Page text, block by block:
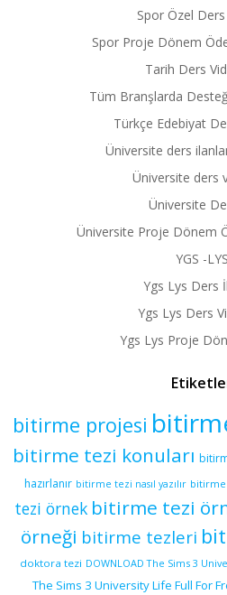
Spor Özel Ders
Spor Proje Dönem
Tarih Ders
Tüm Branşlarda
Türkçe Edebiyat
Üniversite ders
Üniversite ders
Üniversite
Üniversite Proje Dönem
YGS -LYS
Ygs Lys Ders
Ygs Lys Ders
Ygs Lys Proje
bitirme projesi
bitirme tezi konuları
hazırlanır bitirme tezi nasıl yazılır bitirme
tezi örnek bitirme tezi
örneği bitirme tezleri
doktora tezi DOWNLOAD The Sims 3
The Sims 3 University Life Full For